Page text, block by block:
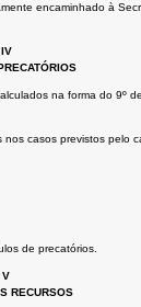
encaminhado à
na forma do
casos previstos pelo
de precatórios.
V
RECURSOS